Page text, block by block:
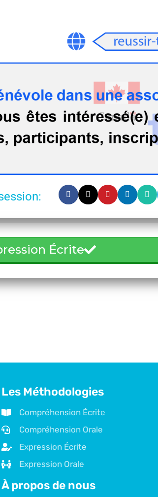
Écrite
Les Méthodologies
Compréhension Écrite
Compréhension Orale
Expression Écrite
Expression Orale
À propos de nous